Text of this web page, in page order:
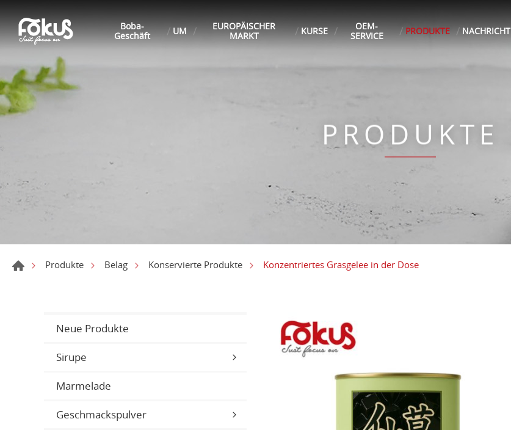
Boba-
Geschäft
UM
EUROPÄISCHER
MARKT
KURSE
OEM-
SERVICE
PRODUKTE NACHRICHT
PRODUKTE
Produkte Belag Konservierte Produkte Konzentriertes Grasgelee in der Dose
Neue Produkte
Sirupe
Marmelade
Geschmackspulver